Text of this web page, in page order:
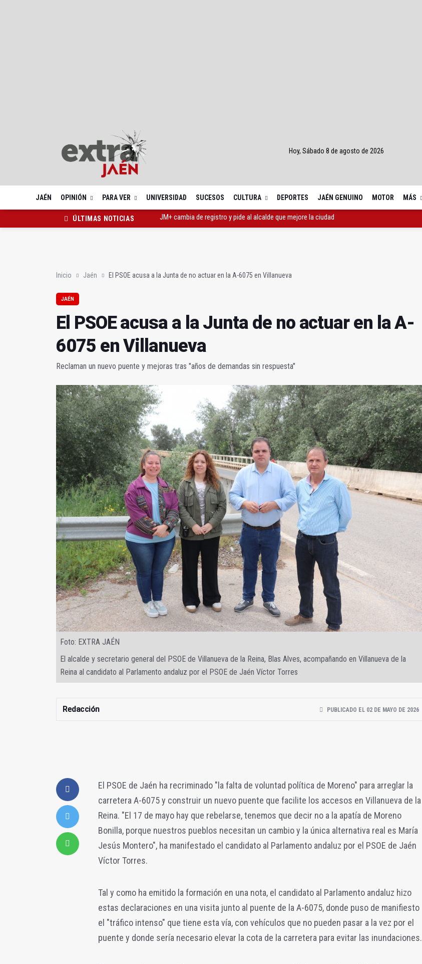
Hoy, Sábado 8 de agosto de 2026
JAÉN OPINIÓN PARA VER UNIVERSIDAD SUCESOS CULTURA DEPORTES JAÉN GENUINO MOTOR MÁS
ÚLTIMAS NOTICIAS
Analizan en la UNIA el sector del biogás y los gases renovables
Inicio Jaén El PSOE acusa a la Junta de no actuar en la A-6075 en Villanueva
JAÉN
El PSOE acusa a la Junta de no actuar en la A-
6075 en Villanueva
Reclaman un nuevo puente y mejoras tras "años de demandas sin respuesta"
Foto: EXTRA JAÉN
El alcalde y secretario general del PSOE de Villanueva de la Reina, Blas Alves, acompañando en Villanueva de la
Reina al candidato al Parlamento andaluz por el PSOE de Jaén Víctor Torres
Redacción PUBLICADO EL 02 DE MAYO DE 2026
El PSOE de Jaén ha recriminado "la falta de voluntad política de Moreno" para arreglar la
carretera A-6075 y construir un nuevo puente que facilite los accesos en Villanueva de la
Reina. "El 17 de mayo hay que rebelarse, tenemos que decir no a la apatía de Moreno
Bonilla, porque nuestros pueblos necesitan un cambio y la única alternativa real es María
Jesús Montero", ha manifestado el candidato al Parlamento andaluz por el PSOE de Jaén
Víctor Torres.
Tal y como ha emitido la formación en una nota, el candidato al Parlamento andaluz hizo
estas declaraciones en una visita junto al puente de la A-6075, donde puso de manifiesto
el "tráfico intenso" que tiene esta vía, con vehículos que no pueden pasar a la vez por el
puente y donde sería necesario elevar la cota de la carretera para evitar las inundaciones.